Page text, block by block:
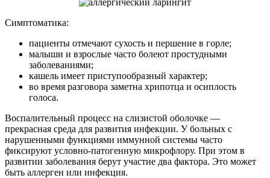
Симптоматика:
пациенты отмечают сухость и першение в горле;
малыши и взрослые часто болеют простудными
заболеваниями;
кашель имеет приступообразный характер;
во время разговора заметна хрипотца и осиплость
голоса.
Воспалительный процесс на слизистой оболочке —
прекрасная среда для развития инфекции. У больных с
нарушенными функциями иммунной системы часто
фиксируют условно-патогенную микрофлору. При этом в
развитии заболевания берут участие два фактора. Это может
быть аллерген или инфекция.